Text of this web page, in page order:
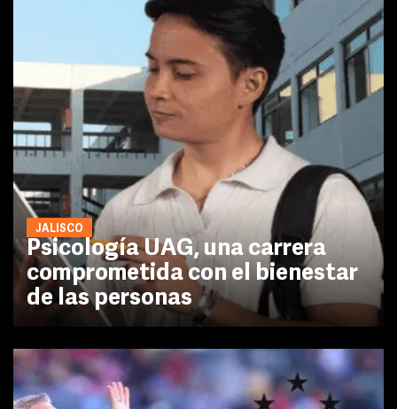
JALISCO
Psicología UAG, una carrera
comprometida con el bienestar
de las personas